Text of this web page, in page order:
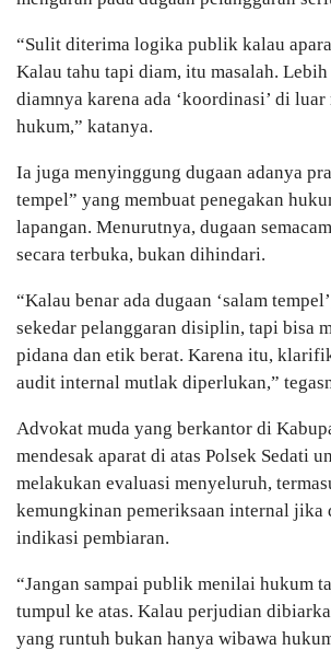
“Sulit diterima logika publik kalau
Kalau tahu tapi diam, itu masalah.
diamnya karena ada ‘koordinasi’ di luar
hukum,” katanya.
Ia juga menyinggung dugaan adanya
tempel” yang membuat penegakan
lapangan. Menurutnya, dugaan
secara terbuka, bukan dihindari.
“Kalau benar ada dugaan ‘salam
sekedar pelanggaran disiplin, tapi bisa
pidana dan etik berat. Karena itu,
audit internal mutlak diperlukan,”
Advokat muda yang berkantor di
mendesak aparat di atas Polsek Sedati
melakukan evaluasi menyeluruh,
kemungkinan pemeriksaan internal jika
indikasi pembiaran.
“Jangan sampai publik menilai hukum
tumpul ke atas. Kalau perjudian
yang runtuh bukan hanya wibawa